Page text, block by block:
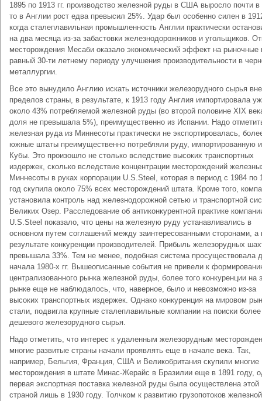
1895 по 1913 гг. производство железной руды в США выросло почти в
то в Англии рост едва превысил 25%. Удар был особенно силен в
когда сталеплавильная промышленность Англии практически
на два месяца из-за забастовки железнодорожников и угольщиков.
месторождения Месаби оказало экономический эффект на рыночные
равный 30-ти летнему периоду улучшения производительности в
металлургии.
Все это вынудило Англию искать источники железорудного сырья вне
пределов страны, в результате, к 1913 году Англия импортировала
около 43% потребляемой железной руды (во второй половине XIX
доля не превышала 5%), преимущественно из Испании. Надо
железная руда из Миннесоты практически не экспортировалась,
южные штаты преимущественно потребляли руду, импортированную
Кубы. Это произошло не столько вследствие высоких транспортных
издержек, сколько вследствие концентрации месторождений
Миннесоты в руках корпорации U.S.Steel, которая в период с 1984 по
год скупила около 75% всех месторождений штата. Кроме того,
установила контроль над железнодорожной сетью и транспортной
Великих Озер. Расследование об антиконкурентной практике
U.S.Steel показало, что цены на железную руду устанавливались в
основном путем соглашений между заинтересованными сторонами, а
результате конкуренции производителей. Прибыль железорудных
превышала 33%. Тем не менее, подобная система просуществовала
начала 1980-х гг. Вышеописанные события не привели к
централизованного рынка железной руды, более того конкуренции на
рынке еще не наблюдалось, что, наверное, было и невозможно из-за
высоких транспортных издержек. Однако конкуренция на мировом
стали, подвигла крупные сталеплавильные компании на поиски более
дешевого железорудного сырья.
Надо отметить, что интерес к удаленным железорудным
многие развитые страны начали проявлять еще в начале века. Так,
например, Бельгия, Франция, США и Великобритания скупили многие
месторождения в штате Минас-Жерайс в Бразилии еще в 1891 году,
первая экспортная поставка железной руды была осуществлена этой
страной лишь в 1930 году. Толчком к развитию грузопотоков